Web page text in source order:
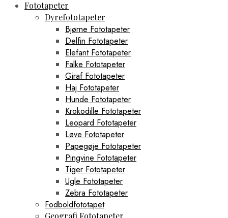
Fototapeter
Dyrefototapeter
Bjørne Fototapeter
Delfin Fototapeter
Elefant Fototapeter
Falke Fototapeter
Giraf Fototapeter
Haj Fototapeter
Hunde Fototapeter
Krokodille Fototapeter
Leopard Fototapeter
Løve Fototapeter
Papegøje Fototapeter
Pingvine Fototapeter
Tiger Fototapeter
Ugle Fototapeter
Zebra Fototapeter
Fodboldfototapet
Geografi Fototapeter